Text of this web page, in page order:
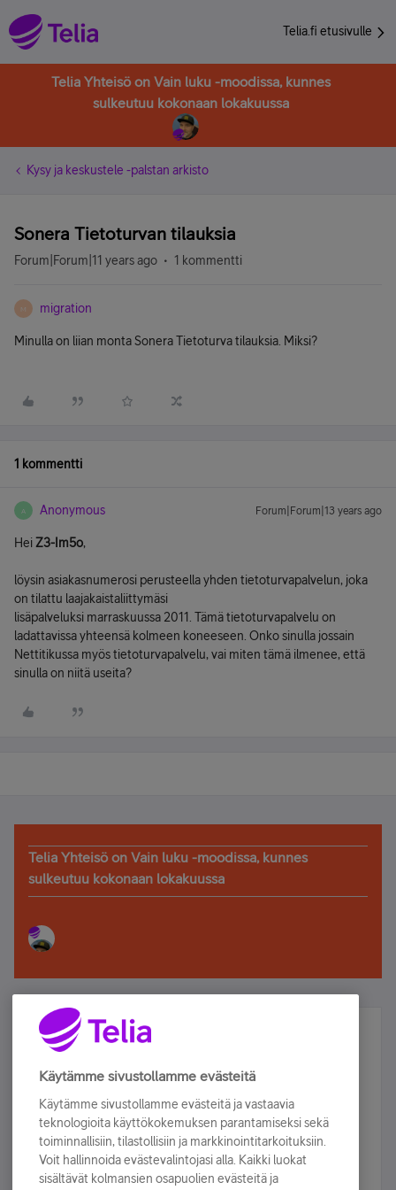
Telia.fi etusivulle
Telia Yhteisö on Vain luku -moodissa, kunnes
sulkeutuu kokonaan lokakuussa
Kysy ja keskustele -palstan arkisto
Sonera Tietoturvan tilauksia
Forum|Forum|11 years ago 1 kommentti
M migration
Minulla on liian monta Sonera Tietoturva tilauksia. Miksi?
1 kommentti
A Anonymous Forum|Forum|13 years ago
HeiZ3-Im5o,
löysin asiakasnumerosi perusteella yhden tietoturvapalvelun, joka
on tilattu laajakaistaliittymäsi
lisäpalveluksi marraskuussa 2011. Tämä tietoturvapalvelu on
ladattavissa yhteensä kolmeen koneeseen. Onko sinulla jossain
Nettitikussa myös tietoturvapalvelu, vai miten tämä ilmenee, että
sinulla on niitä useita?
Telia Yhteisö on Vain luku -moodissa, kunnes
sulkeutuu kokonaan lokakuussa
Älä jää paitsi – osallistu ja voita!
Tilaa Telian uutiskirje ja olet mukana arvonnassa.
sähköpostiisi.
Tilaa nyt
Käytämme sivustollamme evästeitä
Käytämme sivustollamme evästeitä ja vastaavia
teknologioita käyttökokemuksen parantamiseksi sekä
toiminnallisiin, tilastollisiin ja markkinointitarkoituksiin.
Voit hallinnoida evästevalintojasi alla. Kaikki luokat
sisältävät kolmansien osapuolien evästeitä ja